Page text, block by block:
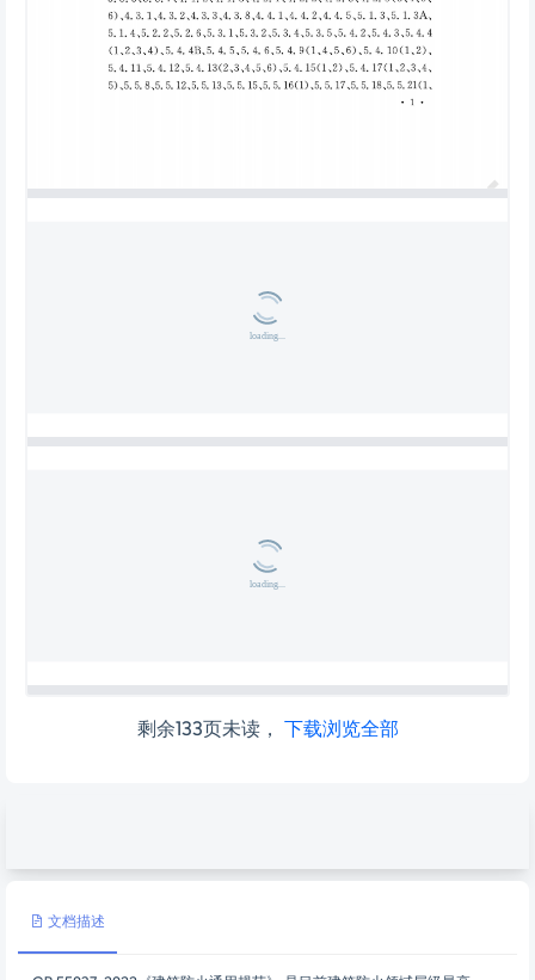
剩余133页未读， 下载浏览全部
文档描述